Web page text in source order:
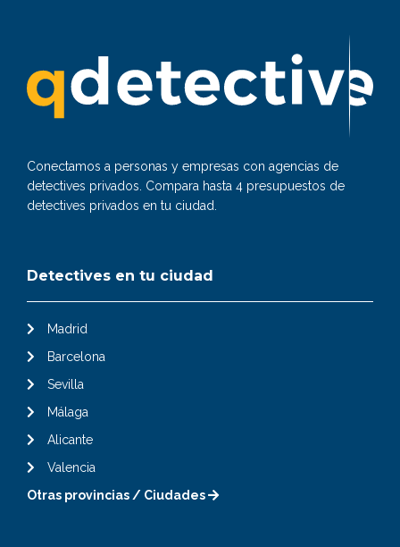
Conectamos a personas y empresas con agencias de
detectives privados. Compara hasta 4 presupuestos de
detectives privados en tu ciudad.
Detectives en tu ciudad
Madrid
Barcelona
Sevilla
Málaga
Alicante
Valencia
Otras provincias / Ciudades